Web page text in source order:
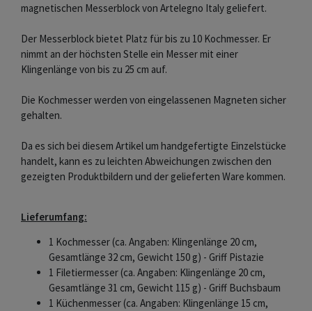
magnetischen Messerblock von Artelegno Italy geliefert.
Der Messerblock bietet Platz für bis zu 10 Kochmesser. Er
nimmt an der höchsten Stelle ein Messer mit einer
Klingenlänge von bis zu 25 cm auf.
Die Kochmesser werden von eingelassenen Magneten sicher
gehalten.
Da es sich bei diesem Artikel um handgefertigte Einzelstücke
handelt, kann es zu leichten Abweichungen zwischen den
gezeigten Produktbildern und der gelieferten Ware kommen.
Lieferumfang:
1 Kochmesser (ca. Angaben: Klingenlänge 20 cm,
Gesamtlänge 32 cm, Gewicht 150 g) - Griff Pistazie
1 Filetiermesser (ca. Angaben: Klingenlänge 20 cm,
Gesamtlänge 31 cm, Gewicht 115 g) - Griff Buchsbaum
1 Küchenmesser (ca. Angaben: Klingenlänge 15 cm,